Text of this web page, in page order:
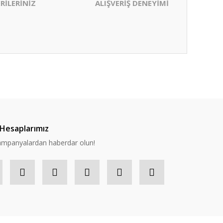
ALIŞVERİŞ DENEYİMİ
haberdar olun!